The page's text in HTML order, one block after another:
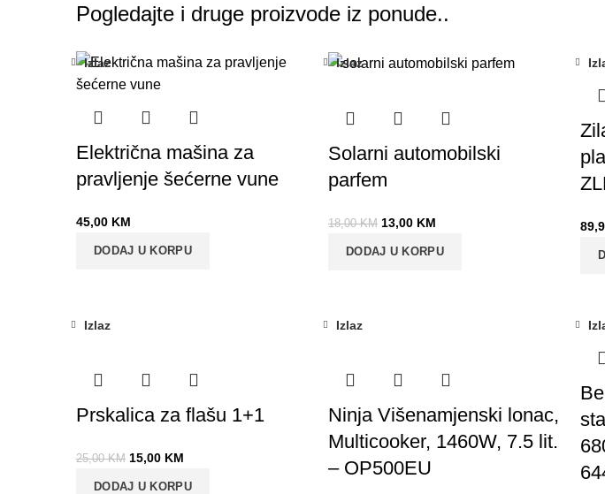
Pogledajte i druge proizvode iz ponude..
Izlaz
Električna mašina za
pravljenje šećerne vune
45,00 KM
DODAJ U KORPU
Izlaz
Solarni automobilski
parfem
18,00KM 13,00 KM
DODAJ U KORPU
Izlaz
Prskalica za flašu 1+1
25,00KM 15,00 KM
DODAJ U KORPU
Izlaz
Ninja Višenamjenski lonac,
Multicooker, 1460W, 7.5 lit.
– OP500EU